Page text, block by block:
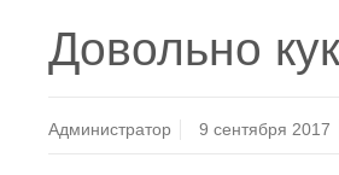
Довольно
Администратор 9 сентября 2017